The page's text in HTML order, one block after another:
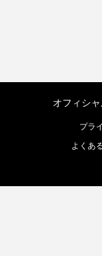
オフィシ
プラ
よくあ